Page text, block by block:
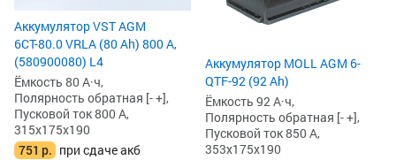
Аккумулятор VST AGM
6СТ-80.0 VRLA (80 Ah) 800 А,
(580900080) L4
Ёмкость 80 А·ч,
Полярность обратная [- +],
Пусковой ток 800 А,
315x175x190
751 р. при сдаче акб
Аккумулятор MOLL AGM 6-
QTF-92 (92 Ah)
Ёмкость 92 А·ч,
Полярность обратная [- +],
Пусковой ток 850 А,
353x175x190